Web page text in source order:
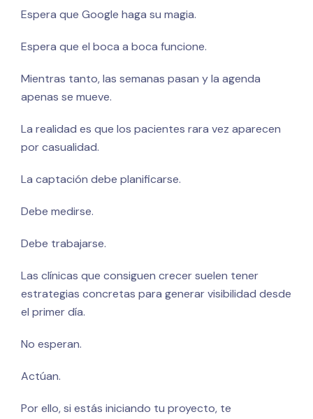
Espera que Google haga su magia.
Espera que el boca a boca funcione.
Mientras tanto, las semanas pasan y la agenda
apenas se mueve.
La realidad es que los pacientes rara vez aparecen
por casualidad.
La captación debe planificarse.
Debe medirse.
Debe trabajarse.
Las clínicas que consiguen crecer suelen tener
estrategias concretas para generar visibilidad desde
el primer día.
No esperan.
Actúan.
Por ello, si estás iniciando tu proyecto, te